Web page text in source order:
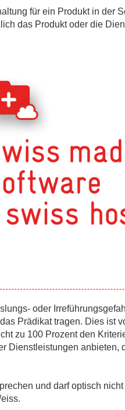
für ein Produkt in der
das Produkt oder die
oder
Prädikat tragen. Dies ist
zu 100 Prozent den
Dienstleistungen anbieten,
und darf optisch